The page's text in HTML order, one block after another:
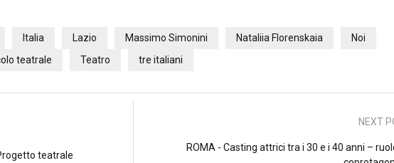
Italia Lazio Massimo Simonini Nataliia Florenskaia
Noi
teatrale Teatro tre italiani
teatrale
NEXT
ROMA - Casting attrici tra i 30 e i 40 anni –